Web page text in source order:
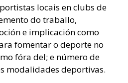
locais en clubs de
do traballo,
e implicación como
fomentar o deporte no
fóra del; e número de
modalidades deportivas.